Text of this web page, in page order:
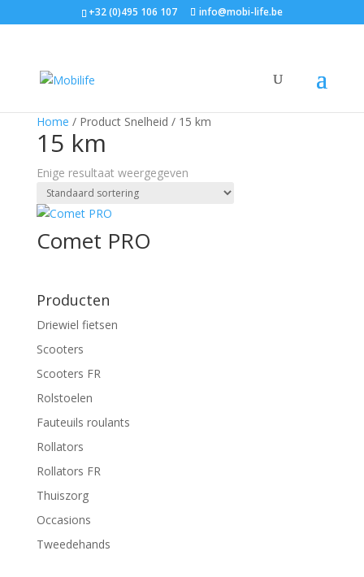
+32 (0)495 106 107 info@mobi-life.be
Home / Product Snelheid / 15 km
15 km
Enige resultaat weergegeven
Comet PRO
Producten
Driewiel fietsen
Scooters
Scooters FR
Rolstoelen
Fauteuils roulants
Rollators
Rollators FR
Thuiszorg
Occasions
Tweedehands